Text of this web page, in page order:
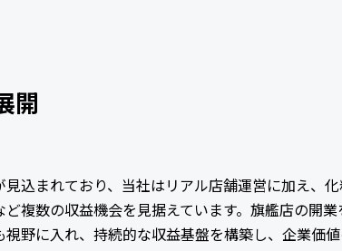
開
込まれており、当社はリアル店舗運営に加え、
複数の収益機会を見据えています。旗艦店の開
野に入れ、持続的な収益基盤を構築し、企業価